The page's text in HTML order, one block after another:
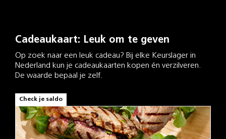
Cadeaukaart: Leuk om te geven
Op zoek naar een leuk cadeau? Bij elke Keurslager in
Nederland kun je cadeaukaarten kopen én verzilveren.
De waarde bepaal je zelf.
Check je saldo